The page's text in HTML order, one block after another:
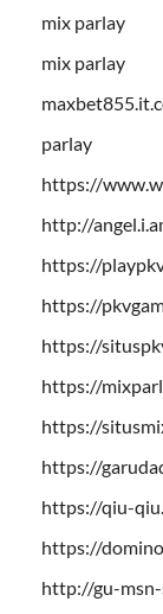
mix parlay
mix parlay
parlay
https://
http://
https://
https://
https://
https://
https://
https://
https://qiu-
https://
http://gu-